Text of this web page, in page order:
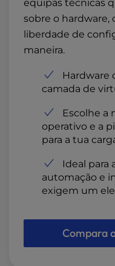
equipas técnicas
sobre o hardware,
liberdade de
maneira.
Hardware
camada de
Escolhe a
operativo e a
para a tua
Ideal para
automação e
exigem um
Compara